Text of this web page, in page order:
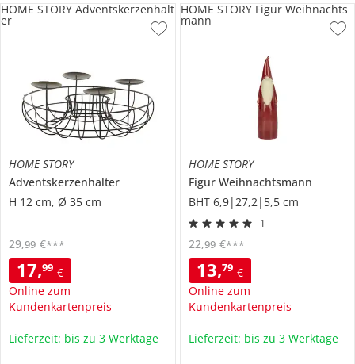
HOME STORY
Adventskerzenhalter
H 12 cm, Ø 35 cm
17,99 €
Online zum
Kundenkartenpreis
29,99 €***
HOME STORY Adventskerzenhalt
er
Lieferzeit: bis zu 3 Werktage
HOME STORY
Figur Weihnachtsmann
BHT 6,9|27,2|5,5 cm
1
13,79 €
Online zum
Kundenkartenpreis
22,99 €***
HOME STORY Figur Weihnachts
mann
Lieferzeit: bis zu 3 Werktage